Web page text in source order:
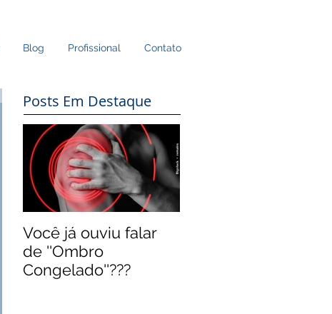
Blog Profissional Contato
Posts Em Destaque
Você já ouviu falar
de ''Ombro
Congelado''???